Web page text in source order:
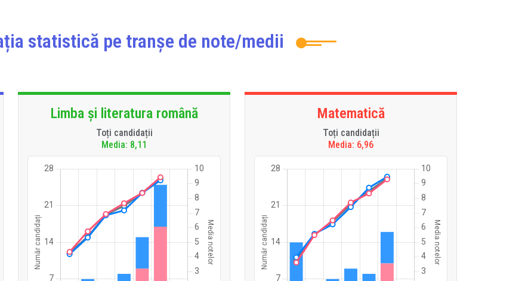
statistică pe tranșe de note/medii
Limba și literatura română
Toți candidații
Media: 8,11
Matematică
Toți candidații
Media: 6,96